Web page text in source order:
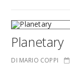
Planetary
DI MARIO COPPI